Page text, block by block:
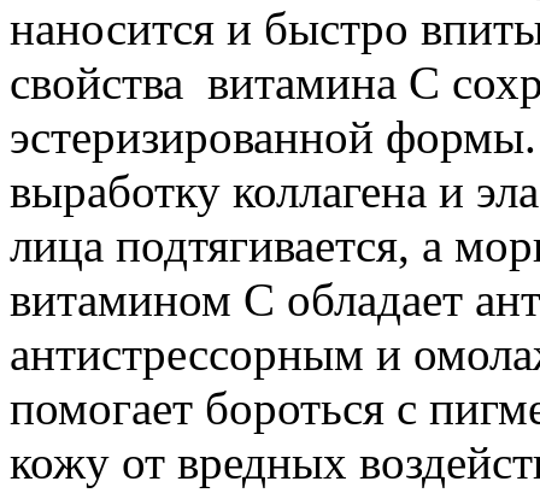
наносится и быстро
свойства витамина С
эстеризированной
выработку коллагена и
лица подтягивается, а
витамином С обладает
антистрессорным и
помогает бороться с
кожу от вредных